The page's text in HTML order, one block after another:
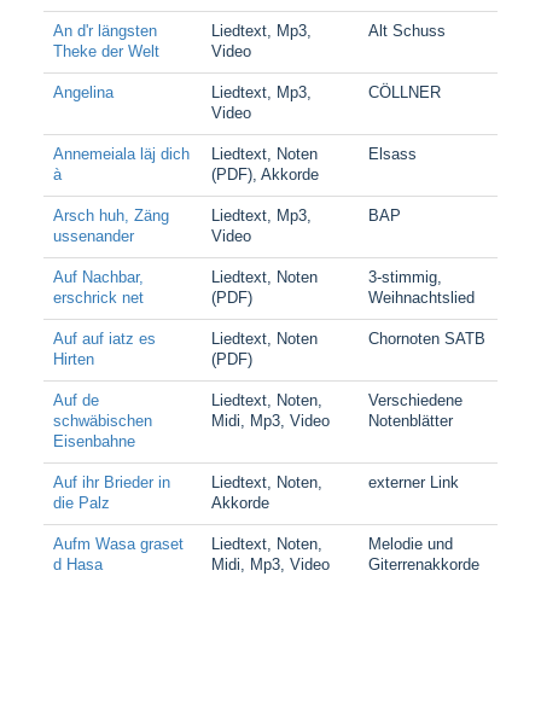
An d'r längsten
Theke der Welt
Liedtext, Mp3,
Video
Alt Schuss
Angelina
Liedtext, Mp3,
Video
CÖLLNER
Annemeiala läj dich
à
Liedtext, Noten
(PDF), Akkorde
Elsass
Arsch huh, Zäng
ussenander
Liedtext, Mp3,
Video
BAP
Auf Nachbar,
erschrick net
Liedtext, Noten
(PDF)
3-stimmig,
Weihnachtslied
Auf auf iatz es
Hirten
Liedtext, Noten
(PDF)
Chornoten SATB
Auf de
schwäbischen
Eisenbahne
Liedtext, Noten,
Midi, Mp3, Video
Verschiedene
Notenblätter
Auf ihr Brieder in
die Palz
Liedtext, Noten,
Akkorde
externer Link
Aufm Wasa graset
d Hasa
Liedtext, Noten,
Midi, Mp3, Video
Melodie und
Giterrenakkorde